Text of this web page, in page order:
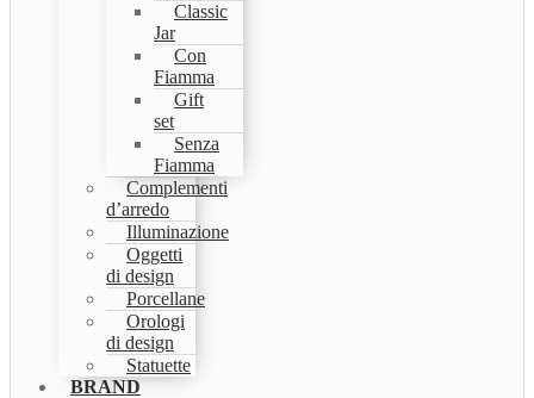
Classic
Jar
Con
Fiamma
Gift
set
Senza
Fiamma
Complementi
d’arredo
Illuminazione
Oggetti
di design
Porcellane
Orologi
di design
Statuette
BRAND